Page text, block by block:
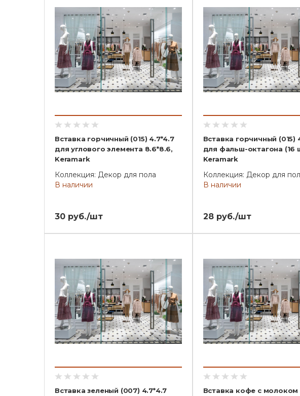
Вставка горчичный (015) 4.7*4.7
для углового элемента 8.6*8.6,
Keramark
Коллекция: Декор для пола
В наличии
30 руб./шт
Вставка горчичный (015)
для фальш-октагона (16
Keramark
Коллекция: Декор для
В наличии
28 руб./шт
Вставка зеленый (007) 4.7*4.7
Вставка кофе с молоком